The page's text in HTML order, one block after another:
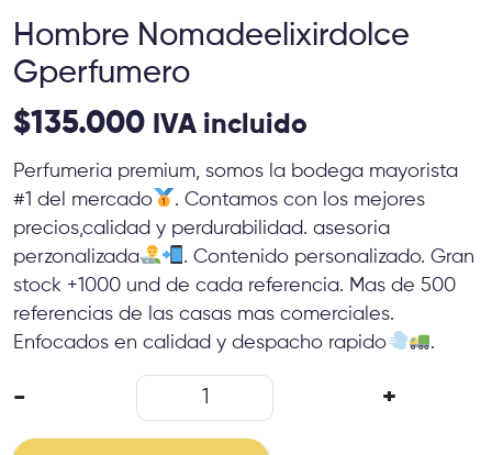
Hombre Nomadeelixirdolce
Gperfumero
$135.000 IVA incluido
Perfumeria premium, somos la bodega mayorista
#1 del mercado
. Contamos con los mejores
precios,calidad y perdurabilidad. asesoria
perzonalizada
. Contenido personalizado. Gran
stock +1000 und de cada referencia. Mas de 500
referencias de las casas mas comerciales.
Enfocados en calidad y despacho rapido
.
-
Hombre
Nomadeelixirdolce
Gperfumero
+